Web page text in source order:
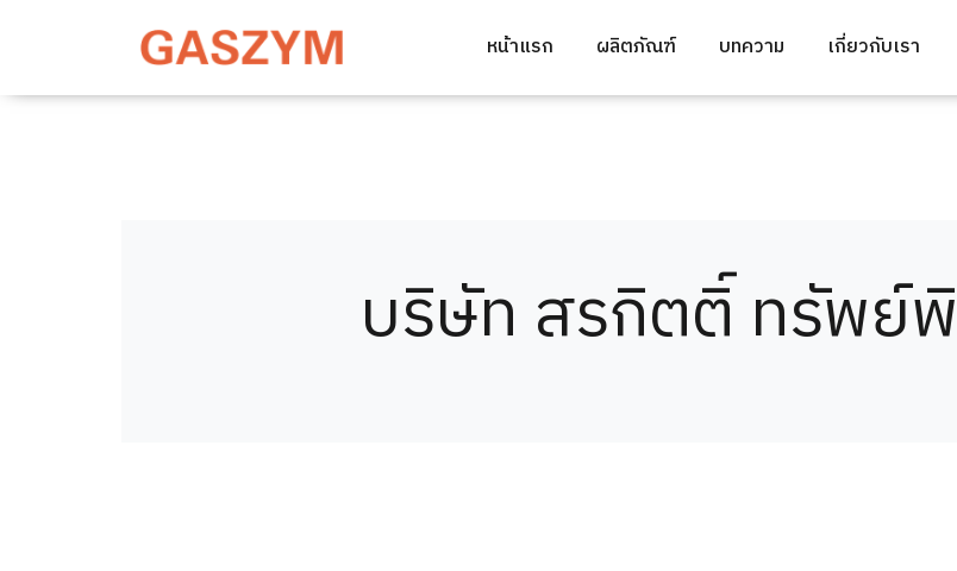
หน้าแรก ผลิตภัณฑ์ บทความ เกี่ยวกับเรา
บริษัท สรกิตติ์ ทรัพย์